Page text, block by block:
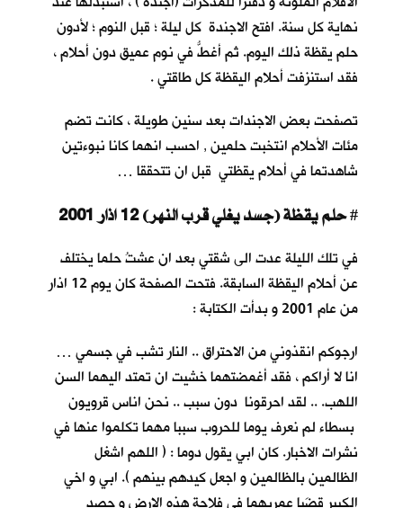
نهاية كل سنة. افتح الاجندة كل ليلة ؛ قبل النوم ؛ لأدون
حلم يقظة ذلك اليوم. ثم أغطُّ في نوم عميق دون أحلام ،
فقد استنزفت أحلام اليقظة كل طاقتي .
تصفحت بعض الاجندات بعد سنين طويلة ، كانت تضم
مئات الأحلام انتخبت حلمين , احسب انهما كانا نبوءتين
شاهدتما في أحلام يقظتي قبل ان تتحققا …
#حلم يقظة (جسد يغلي قرب النهر) 12 اذار 2001
في تلك الليلة عدت الى شقتي بعد ان عشتُ حلما يختلف
عن أحلام اليقظة السابقة. فتحت الصفحة كان يوم 12 اذار
من عام 2001 و بدأت الكتابة :
ارجوكم انقذوني من الاحتراق .. النار تشب في جسمي …
انا لا أراكم ، فقد أغمضتهما خشيت ان تمتد اليهما السن
اللهب. .. لقد احرقونا دون سبب .. نحن اناس قرويون
بسطاء لم نعرف يوما للحروب سببا مهما تكلموا عنها في
نشرات الاخبار. كان ابي يقول دوما : ( اللهم اشغل
الظالمين بالظالمين و اجعل كيدهم بينهم ). ابي و اخي